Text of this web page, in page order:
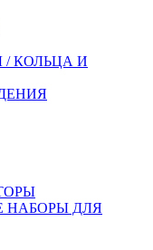
КОЛЬЦА И
НАБОРЫ ДЛЯ